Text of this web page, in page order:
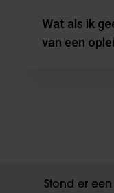
Wat als ik
van een
Stond er